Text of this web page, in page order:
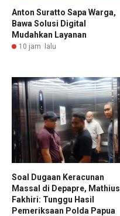
Anton Suratto Sapa Warga,
Bawa Solusi Digital
Mudahkan Layanan
10 jam lalu
Soal Dugaan Keracunan
Massal di Depapre, Mathius
Fakhiri: Tunggu Hasil
Pemeriksaan Polda Papua